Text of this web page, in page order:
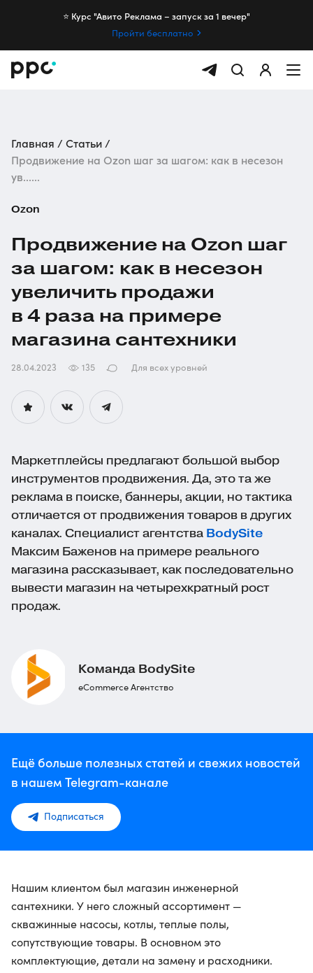
⭐️ Курс "Авито Реклама – запуск за 1 вечер"
Пройти бесплатно
Главная
Статьи
Продвижение на Ozon шаг за шагом: как в несезон
ув......
Ozon
Продвижение на Ozon шаг
за шагом: как в несезон
увеличить продажи
в 4 раза на примере
магазина сантехники
28.04.2023 135 Для всех уровней
Маркетплейсы предлагают большой выбор
инструментов продвижения. Да, это та же
реклама в поиске, баннеры, акции, но тактика
отличается от продвижения товаров в других
каналах. Специалист агентства BodySite
Максим Баженов на примере реального
магазина рассказывает, как последовательно
вывести магазин на четырехкратный рост
продаж.
Команда BodySite
eCommerce Агентство
Ещё больше полезных статей и свежих новостей
в нашем Telegram-канале
Подписаться
Нашим клиентом был магазин инженерной
сантехники. У него сложный ассортимент —
скважинные насосы, котлы, теплые полы,
сопутствующие товары. В основном это
комплектующие, детали на замену и расходники.